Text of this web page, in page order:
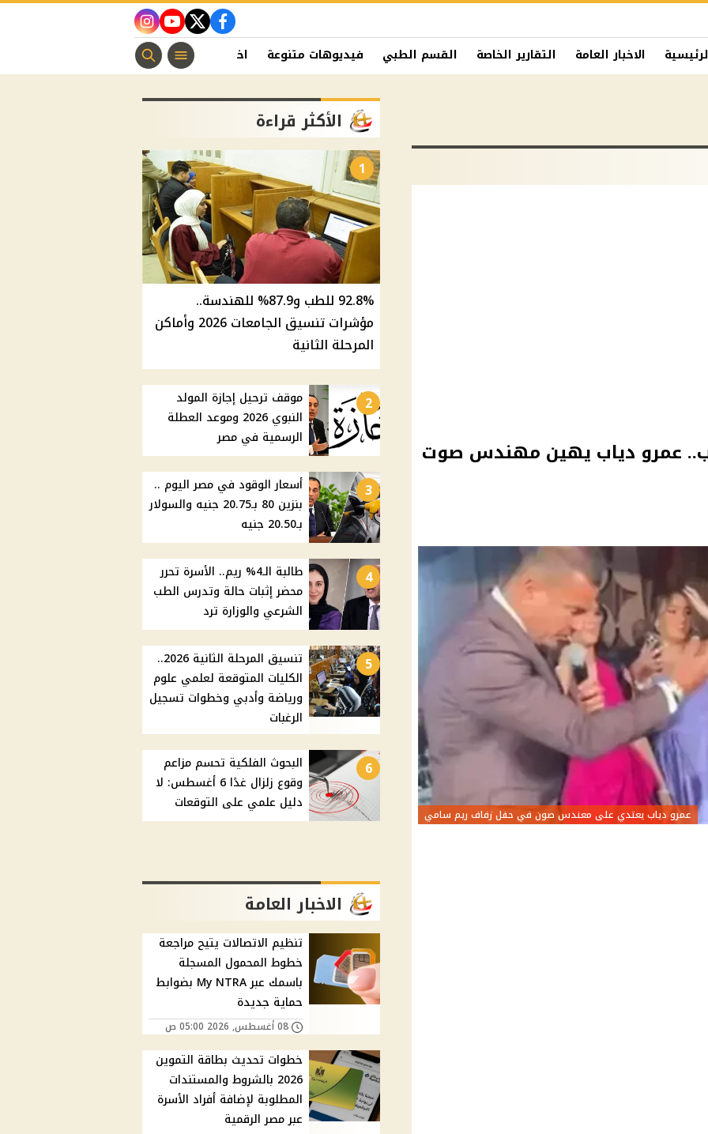
facebook
twitter
youtube
instagram
الاخبار العامة التقارير الخاصة القسم الطبي فيديوهات متنوعة اخبار الفن منوعات مسيحية
عمرو دياب يهين مهندس صوت
عمرو دياب يعتدي على معندس صون في حفل زفاف ريم سامي
الأكثر قراءة
1
92.8% للطب و87.9% للهندسة..
مؤشرات تنسيق الجامعات 2026 وأماكن
المرحلة الثانية
2
موقف ترحيل إجازة المولد
النبوي 2026 وموعد العطلة
الرسمية في مصر
3
أسعار الوقود في مصر اليوم ..
بنزين 80 بـ20.75 جنيه والسولار
بـ20.50 جنيه
4
طالبة الـ4% ريم.. الأسرة تحرر
محضر إثبات حالة وتدرس الطب
الشرعي والوزارة ترد
5
تنسيق المرحلة الثانية 2026..
الكليات المتوقعة لعلمي علوم
ورياضة وأدبي وخطوات تسجيل
الرغبات
6
البحوث الفلكية تحسم مزاعم
وقوع زلزال غدًا 6 أغسطس: لا
دليل علمي على التوقعات
الاخبار العامة
تنظيم الاتصالات يتيح مراجعة
خطوط المحمول المسجلة
باسمك عبر My NTRA بضوابط
حماية جديدة
08 أغسطس, 2026 05:00 ص
خطوات تحديث بطاقة التموين
2026 بالشروط والمستندات
المطلوبة لإضافة أفراد الأسرة
عبر مصر الرقمية